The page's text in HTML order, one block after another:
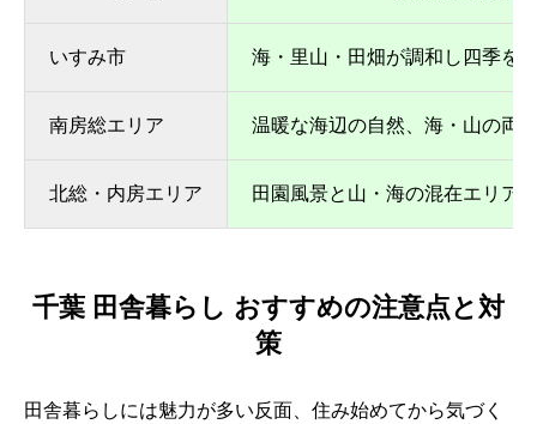
いすみ市 海・里山・田畑が調和し四季を
南房総エリア 温暖な海辺の自然、海・山の両
北総・内房エリア 田園風景と山・海の混在エリア
千葉 田舎暮らし おすすめの注意点と対
策
田舎暮らしには魅力が多い反面、住み始めてから気づく